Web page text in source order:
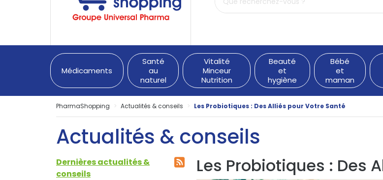
PharmaShopping Votre pharmacie en ligne à votre service
Médicaments
Santé
au
naturel
Vitalité
Minceur
Nutrition
Beauté
et
hygiène
Bébé
et
maman
PharmaShopping Actualités & conseils Les Probiotiques : Des Alliés pour Votre Santé
Actualités & conseils
Dernières actualités &
conseils
Les Probiotiques : Des